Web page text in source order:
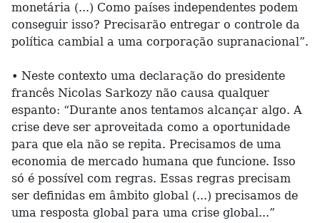
monetária (...) Como países independentes podem
conseguir isso? Precisarão entregar o controle da
política cambial a uma corporação supranacional”.
• Neste contexto uma declaração do presidente
francês Nicolas Sarkozy não causa qualquer
espanto: “Durante anos tentamos alcançar algo. A
crise deve ser aproveitada como a oportunidade
para que ela não se repita. Precisamos de uma
economia de mercado humana que funcione. Isso
só é possível com regras. Essas regras precisam
ser definidas em âmbito global (...) precisamos de
uma resposta global para uma crise global...”